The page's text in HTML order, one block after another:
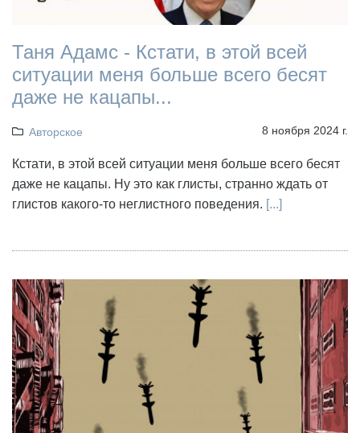
Таня Адамс - Кстати, в этой всей
ситуации меня больше всего бесят
даже не кацапы...
Авторское 8 ноября 2024 г.
Кстати, в этой всей ситуации меня больше всего бесят
даже не кацапы. Ну это как глисты, странно ждать от
глистов какого-то неглистного поведения. [...]